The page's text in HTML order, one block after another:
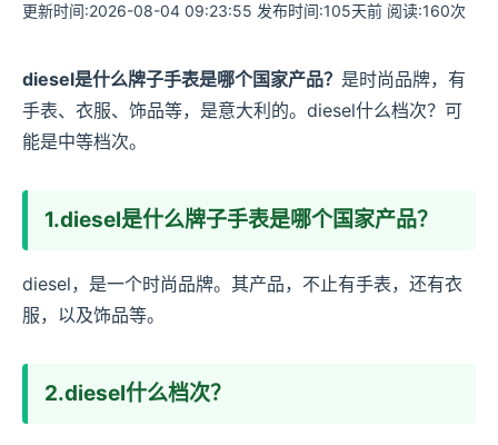
更新时间:2026-08-04 09:23:55 发布时间:105天前 阅读:160次
diesel是什么牌子手表是哪个国家产品？ 是时尚品牌，有
手表、衣服、饰品等，是意大利的。diesel什么档次？可
能是中等档次。
1.diesel是什么牌子手表是哪个国家产品？
diesel，是一个时尚品牌。其产品，不止有手表，还有衣
服，以及饰品等。
2.diesel什么档次？